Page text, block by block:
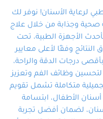
ذوي الخبرة، ستجد نفسك
أمينة تلبي احتياجاتك بكل
ودقة.
لرعاية الأسنان! نوفر لك
وجذابة من خلال علاج
الأجهزة الطبية، تحت
وفقًا لأعلى معايير
درجات الدقة والراحة،
لتحسين وظائف الفم وتعزيز
متكاملة تشمل تقويم
الأطفال، ابتسامة
لضمان أفضل تجربة